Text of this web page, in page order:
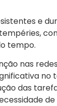
e
tempo.
nas
das